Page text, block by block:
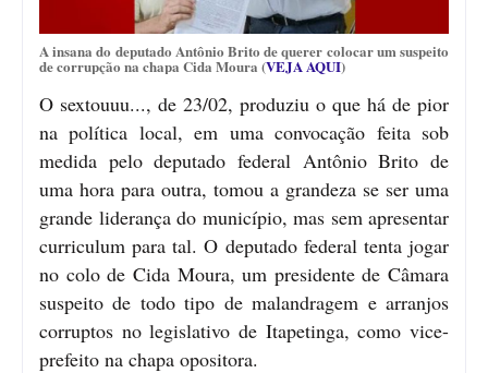
A insana do deputado Antônio Brito de querer colocar um suspeito
de corrupção na chapa Cida Moura (VEJA AQUI)
O sextouuu..., de 23/02, produziu o que há de pior
na política local, em uma convocação feita sob
medida pelo deputado federal Antônio Brito de
uma hora para outra, tomou a grandeza se ser uma
grande liderança do município, mas sem apresentar
curriculum para tal. O deputado federal tenta jogar
no colo de Cida Moura, um presidente de Câmara
suspeito de todo tipo de malandragem e arranjos
corruptos no legislativo de Itapetinga, como vice-
prefeito na chapa opositora.